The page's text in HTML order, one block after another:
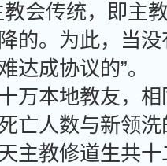
教会传统，即主
的。为此，当
达成协议的”。
万本地教友，
亡人数与新领
主教修道生共